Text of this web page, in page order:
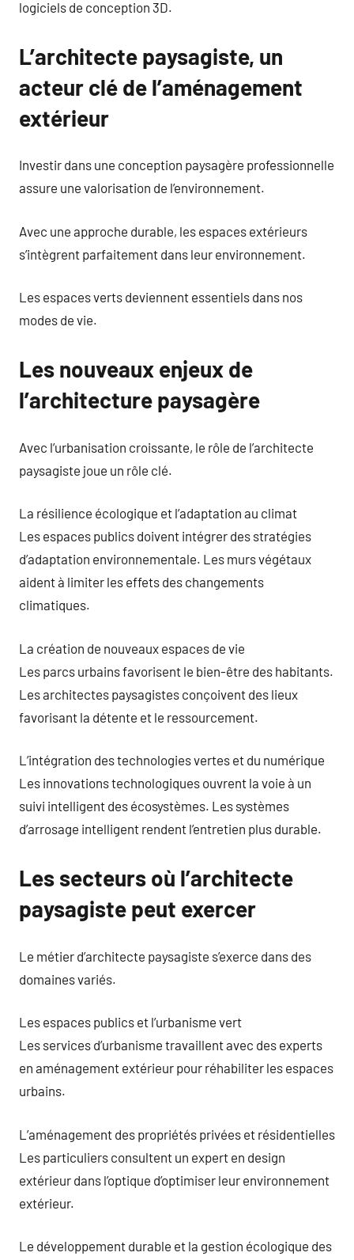
logiciels de conception 3D.
L’architecte paysagiste, un
acteur clé de l’aménagement
extérieur
Investir dans une conception paysagère professionnelle
assure une valorisation de l’environnement.
Avec une approche durable, les espaces extérieurs
s’intègrent parfaitement dans leur environnement.
Les espaces verts deviennent essentiels dans nos
modes de vie.
Les nouveaux enjeux de
l’architecture paysagère
Avec l’urbanisation croissante, le rôle de l’architecte
paysagiste joue un rôle clé.
La résilience écologique et l’adaptation au climat
Les espaces publics doivent intégrer des stratégies
d’adaptation environnementale. Les murs végétaux
aident à limiter les effets des changements
climatiques.
La création de nouveaux espaces de vie
Les parcs urbains favorisent le bien-être des habitants.
Les architectes paysagistes conçoivent des lieux
favorisant la détente et le ressourcement.
L’intégration des technologies vertes et du numérique
Les innovations technologiques ouvrent la voie à un
suivi intelligent des écosystèmes. Les systèmes
d’arrosage intelligent rendent l’entretien plus durable.
Les secteurs où l’architecte
paysagiste peut exercer
Le métier d’architecte paysagiste s’exerce dans des
domaines variés.
Les espaces publics et l’urbanisme vert
Les services d’urbanisme travaillent avec des experts
en aménagement extérieur pour réhabiliter les espaces
urbains.
L’aménagement des propriétés privées et résidentielles
Les particuliers consultent un expert en design
extérieur dans l’optique d’optimiser leur environnement
extérieur.
Le développement durable et la gestion écologique des